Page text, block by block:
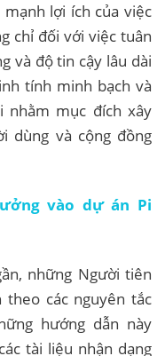
lợi ích của việc
chỉ đối với việc tuân
và độ tin cậy lâu dài
tính minh bạch và
nhằm mục đích xây
dùng và cộng đồng
vào dự án Pi
những Người tiên
các nguyên tắc
hướng dẫn này
tài liệu nhận dạng